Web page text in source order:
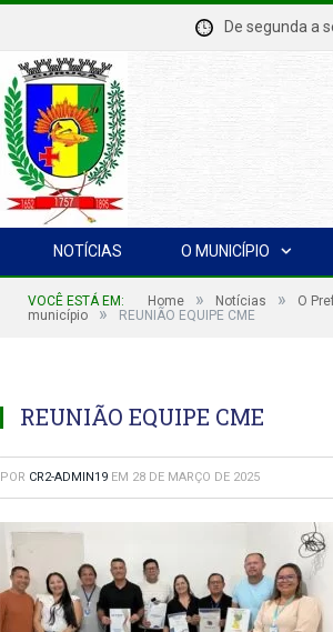
De segunda
NOTÍCIAS O MUNICÍPIO
VOCÊ ESTÁ EM: Home » Notícias »
O
município
» REUNIÃO EQUIPE CME
REUNIÃO EQUIPE CME
POR CR2-ADMIN19 EM 28 DE MARÇO DE 2025